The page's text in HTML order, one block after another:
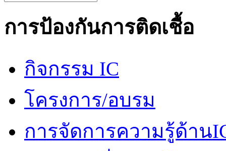
การป้องกันการติดเชื้อ
กิจกรรม IC
โครงการ/อบรม
การจัดการความรู้ด้าน